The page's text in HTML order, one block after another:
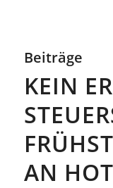
Beiträge
KEIN
N